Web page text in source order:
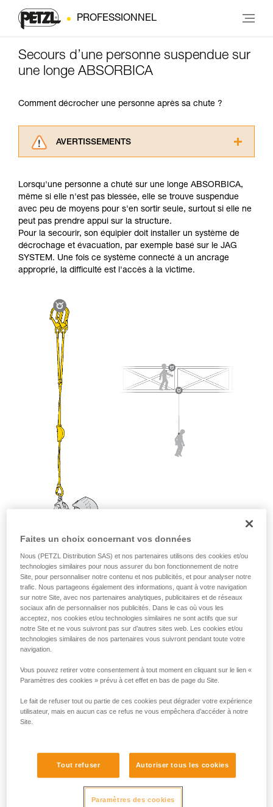
PROFESSIONNEL
Secours d’une personne suspendue sur
une longe ABSORBICA
Comment décrocher une personne après sa chute ?
AVERTISSEMENTS
consulter. Vous devez avoir compris les
informations de la notice technique pour
pouvoir comprendre ce complément
d’informations.
Maîtriser ces techniques nécessite une
formation et un entraînement spécifique. Validez
avec un professionnel votre capacité à refaire
la manipulation, seul, en toute sécurité, avant
Nous donnons des exemples de techniques
liées à votre activité. Il peut en exister d’autres
que nous ne décrivons pas ici.
Lorsqu'une personne a chuté sur une longe ABSORBICA,
même si elle n'est pas blessée, elle se trouve suspendue
avec peu de moyens pour s'en sortir seule, surtout si elle ne
peut pas prendre appui sur la structure.
Pour la secourir, son équipier doit installer un système de
décrochage et évacuation, par exemple basé sur le JAG
SYSTEM. Une fois ce système connecté à un ancrage
approprié, la difficulté est l'accès à la victime.
L'idéal est de pouvoir connecter le système d'évacuation au
harnais de la victime. Les manipulations sont plus faciles,
l'installation plus lisible avec moins de matériel. La prise
Faites un choix concernant vos données
Nous (PETZL Distribution SAS) et nos partenaires utilisons des cookies et/ou
technologies similaires pour nous assurer du bon fonctionnement de notre
Site, pour personnaliser notre contenu et nos publicités, et pour analyser notre
trafic. Nous partageons également des informations, quant à votre navigation
sur notre Site, avec nos partenaires analytiques, publicitaires et de réseaux
sociaux afin de personnaliser nos publicités. Dans le cas où vous les
acceptez, nos cookies et/ou technologies similaires ne sont actifs que sur
notre Site et ne vous suivront pas sur d’autres sites web. Les cookies et/ou
technologies similaires de nos partenaires vous suivront pendant toute votre
navigation.
Vous pouvez retirer votre consentement à tout moment en cliquant sur le lien «
Paramètres des cookies » prévu à cet effet en bas de page du Site.
Le fait de refuser tout ou partie de ces cookies peut dégrader votre expérience
utilisateur, mais en aucun cas ce refus ne vous empêchera d’accéder à notre
Site.
Tout refuser Autoriser tous les cookies
Paramètres des cookies